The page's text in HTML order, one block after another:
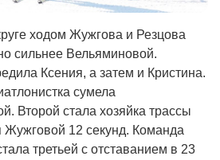
ходом Жужгова и Резцова
сильнее Вельяминовой.
Ксения, а затем и Кристина.
сумела
Второй стала хозяйка трассы
Жужговой 12 секунд. Команда
третьей с отставанием в 23